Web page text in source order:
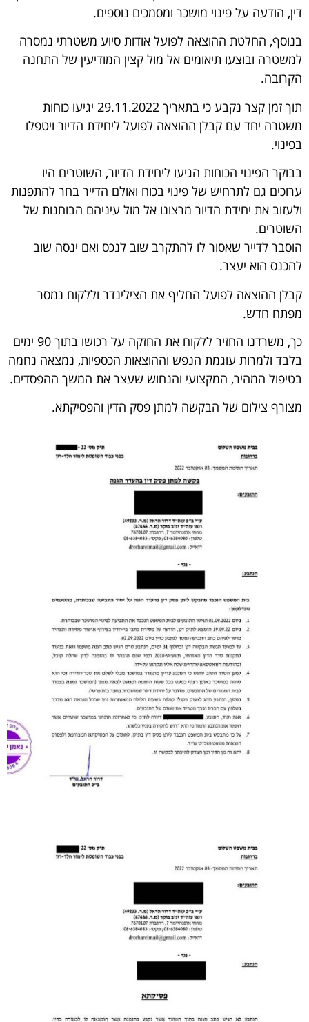
דין, הודעה על פינוי מושכר ומסמכים נוספים.
בנוסף, החלטת ההוצאה לפועל אודות סיוע משטרתי נמסרה
למשטרה ובוצעו תיאומים אל מול קצין המודיעין של התחנה
הקרובה.
תוך זמן קצר נקבע כי בתאריך 29.11.2022 יגיעו כוחות
משטרה יחד עם קבלן ההוצאה לפועל ליחידת הדיור ויטפלו
בפינוי.
בבוקר הפינוי הכוחות הגיעו ליחידת הדיור, השוטרים היו
ערוכים גם לתרחיש של פינוי בכוח ואולם הדייר בחר להתפנות
ולעזוב את יחידת הדיור מרצונו אל מול עיניהם הבוחנות של
השוטרים.
הוסבר לדייר שאסור לו להתקרב שוב לנכס ואם ינסה שוב
להכנס הוא יעצר.
קבלן ההוצאה לפועל החליף את הצילינדר וללקוח נמסר
מפתח חדש.
כך, משרדנו החזיר ללקוח את החזקה על רכושו בתוך 90 ימים
בלבד ולמרות עוגמת הנפש וההוצאות הכספיות, נמצאה נחמה
בטיפול המהיר, המקצועי והנחוש שעצר את המשך ההפסדים.
מצורף צילום של הבקשה למתן פסק הדין והפסיקתא.